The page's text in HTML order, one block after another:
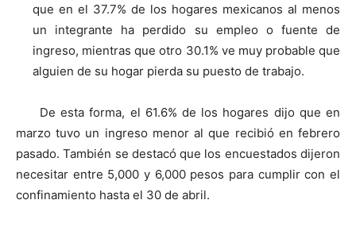
que en el 37.7% de los hogares mexicanos al menos
un integrante ha perdido su empleo o fuente de
ingreso, mientras que otro 30.1% ve muy probable que
alguien de su hogar pierda su puesto de trabajo.
De esta forma, el 61.6% de los hogares dijo que en
marzo tuvo un ingreso menor al que recibió en febrero
pasado. También se destacó que los encuestados dijeron
necesitar entre 5,000 y 6,000 pesos para cumplir con el
confinamiento hasta el 30 de abril.